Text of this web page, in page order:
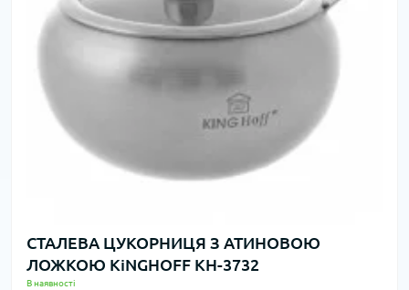
СТАЛЕВА ЦУКОРНИЦЯ З АТИНОВОЮ
ЛОЖКОЮ KiNGHOFF KH-3732
В наявності